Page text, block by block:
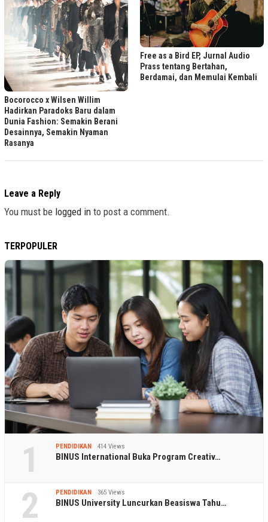
Bocorocco x Wilsen Willim
Hadirkan Paradoks Baru dalam
Dunia Fashion: Semakin Berani
Desainnya, Semakin Nyaman
Rasanya
Free as a Bird EP, Jurnal Audio
Prass tentang Bertahan,
Berdamai, dan Memulai Kembali
Leave a Reply
You must be logged in to post a comment.
TERPOPULER
1 PENDIDIKAN 414 Views
BINUS International Buka Program Creativ…
2 PENDIDIKAN 365 Views
BINUS University Luncurkan Beasiswa Tahu…